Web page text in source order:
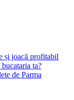
și joacă profitabil
ta?
de Parma